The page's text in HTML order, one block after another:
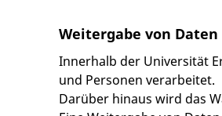
Weitergabe von
Innerhalb der Universität
und Personen verarbeitet.
Darüber hinaus wird das